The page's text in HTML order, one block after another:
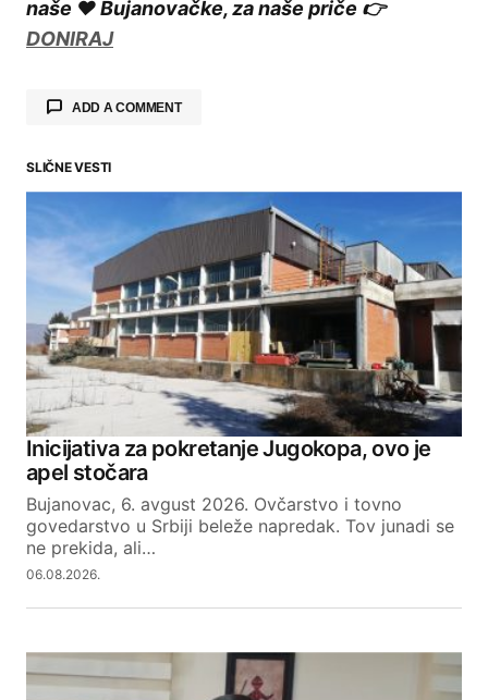
naše ❤️ Bujanovačke, za naše priče 👉
DONIRAJ
ADD A COMMENT
Your email address will not be published.
Required fields are marked
*
Comment*
Your Name
SLIČNE VESTI
Inicijativa za pokretanje Jugokopa, ovo je
apel stočara
Bujanovac, 6. avgust 2026. Ovčarstvo i tovno
govedarstvo u Srbiji beleže napredak. Tov junadi se
ne prekida, ali…
06.08.2026.